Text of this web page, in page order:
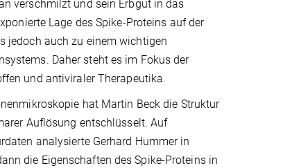
verschmilzt und sein Erbgut in das
Lage des Spike-Proteins auf der
jedoch auch zu einem wichtigen
Daher steht es im Fokus der
und antiviraler Therapeutika.
hat Martin Beck die Struktur
Auflösung entschlüsselt. Auf
analysierte Gerhard Hummer in
die Eigenschaften des Spike-Proteins in